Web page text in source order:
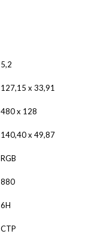
5,2
127,15 x 33,91
480 x 128
140,40 x 49,87
RGB
880
6H
CTP